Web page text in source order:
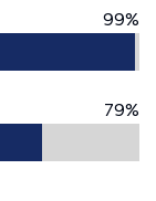
99%
79%